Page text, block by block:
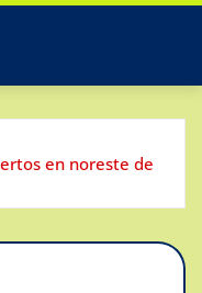
en noreste de